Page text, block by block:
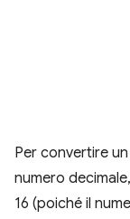
Per convertire
numero
16 (poiché il